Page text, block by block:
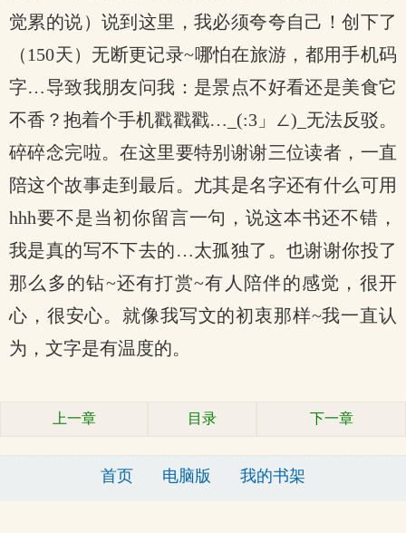
觉累的说）说到这里，我必须夸夸自己！创下了
（150天）无断更记录~哪怕在旅游，都用手机码
字…导致我朋友问我：是景点不好看还是美食它
不香？抱着个手机戳戳戳…_(:3」∠)_无法反驳。
碎碎念完啦。在这里要特别谢谢三位读者，一直
陪这个故事走到最后。尤其是名字还有什么可用
hhh要不是当初你留言一句，说这本书还不错，
我是真的写不下去的…太孤独了。也谢谢你投了
那么多的钻~还有打赏~有人陪伴的感觉，很开
心，很安心。就像我写文的初衷那样~我一直认
为，文字是有温度的。
上一章 目录 下一章
首页 电脑版 我的书架